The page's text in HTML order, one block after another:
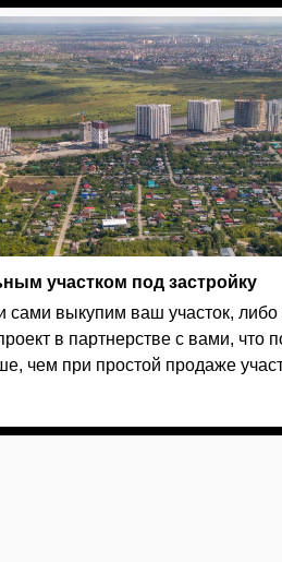
участком под застройку
сами выкупим ваш участок, либо
в партнерстве с вами, что
чем при простой продаже